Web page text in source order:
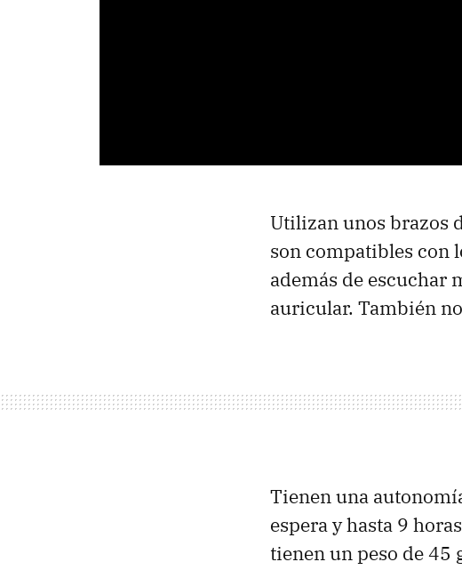
Utilizan unos brazos
son compatibles con
además de escuchar
auricular. También
Tienen una
espera y hasta 9
tienen un peso de 45